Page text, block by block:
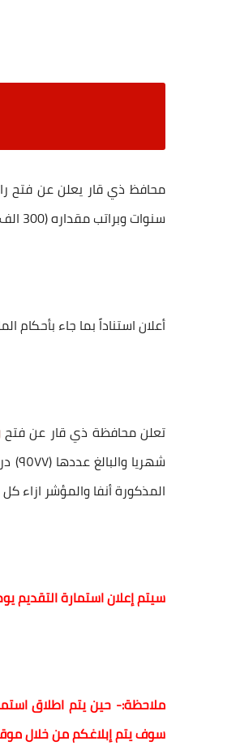
سنوات وبراتب مقداره (300 الف دينار شهرياً).
أعلان استناداً بما جاء بأحكام المادة (٦٦) ثانيا من قانون الموازنة العامة الاتحادية رقم (۱۳)
تعلن محافظة ذي قار عن فتح
المذكورة أنفا والمؤشر ازاء كل اختصاص
سيتم إعلان استمارة التقديم يوم 24/
سوف يتم إبلاغكم من خلال